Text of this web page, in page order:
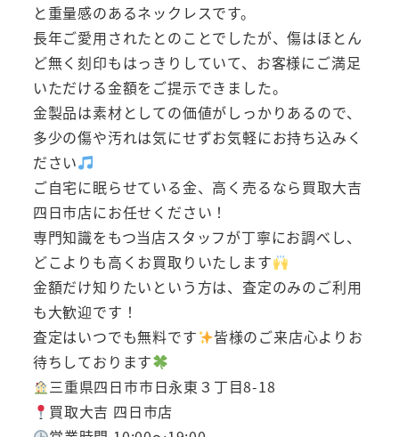
と重量感のあるネックレスです。
長年ご愛用されたとのことでしたが、傷はほとん
ど無く刻印もはっきりしていて、お客様にご満足
いただける金額をご提示できました。
金製品は素材としての価値がしっかりあるので、
多少の傷や汚れは気にせずお気軽にお持ち込みく
ださい
ご自宅に眠らせている金、高く売るなら買取大吉
四日市店にお任せください！
専門知識をもつ当店スタッフが丁寧にお調べし、
どこよりも高くお買取りいたします
金額だけ知りたいという方は、査定のみのご利用
も大歓迎です！
査定はいつでも無料です
皆様のご来店心よりお
待ちしております
三重県四日市市日永東３丁目8-18
買取大吉 四日市店